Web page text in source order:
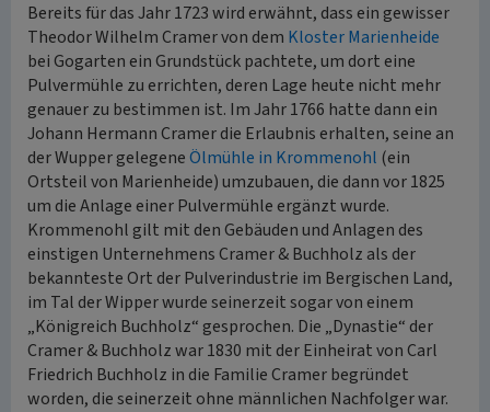
Bereits für das Jahr 1723 wird erwähnt, dass ein gewisser
Theodor Wilhelm Cramer von dem Kloster Marienheide
bei Gogarten ein Grundstück pachtete, um dort eine
Pulvermühle zu errichten, deren Lage heute nicht mehr
genauer zu bestimmen ist. Im Jahr 1766 hatte dann ein
Johann Hermann Cramer die Erlaubnis erhalten, seine an
der Wupper gelegeneÖlmühle in Krommenohl (ein
Ortsteil von Marienheide) umzubauen, die dann vor 1825
um die Anlage einer Pulvermühle ergänzt wurde.
Krommenohl gilt mit den Gebäuden und Anlagen des
einstigen Unternehmens Cramer & Buchholz als der
bekannteste Ort der Pulverindustrie im Bergischen Land,
im Tal der Wipper wurde seinerzeit sogar von einem
„Königreich Buchholz“ gesprochen. Die „Dynastie“ der
Cramer & Buchholz war 1830 mit der Einheirat von Carl
Friedrich Buchholz in die Familie Cramer begründet
worden, die seinerzeit ohne männlichen Nachfolger war.